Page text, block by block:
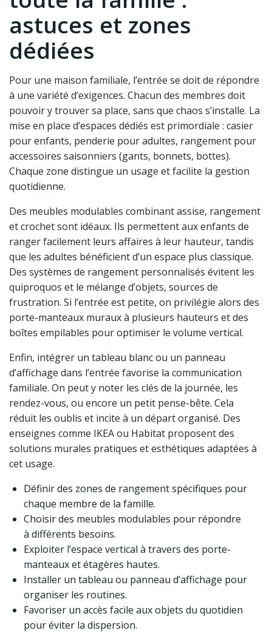
astuces et zones
dédiées
Pour une maison familiale, l’entrée se doit de répondre
à une variété d’exigences. Chacun des membres doit
pouvoir y trouver sa place, sans que chaos s’installe. La
mise en place d’espaces dédiés est primordiale : casier
pour enfants, penderie pour adultes, rangement pour
accessoires saisonniers (gants, bonnets, bottes).
Chaque zone distingue un usage et facilite la gestion
quotidienne.
Des meubles modulables combinant assise, rangement
et crochet sont idéaux. Ils permettent aux enfants de
ranger facilement leurs affaires à leur hauteur, tandis
que les adultes bénéficient d’un espace plus classique.
Des systèmes de rangement personnalisés évitent les
quiproquos et le mélange d’objets, sources de
frustration. Si l’entrée est petite, on privilégie alors des
porte-manteaux muraux à plusieurs hauteurs et des
boîtes empilables pour optimiser le volume vertical.
Enfin, intégrer un tableau blanc ou un panneau
d’affichage dans l’entrée favorise la communication
familiale. On peut y noter les clés de la journée, les
rendez-vous, ou encore un petit pense-bête. Cela
réduit les oublis et incite à un départ organisé. Des
enseignes comme IKEA ou Habitat proposent des
solutions murales pratiques et esthétiques adaptées à
cet usage.
Définir des zones de rangement spécifiques pour
chaque membre de la famille.
Choisir des meubles modulables pour répondre
à différents besoins.
Exploiter l’espace vertical à travers des porte-
manteaux et étagères hautes.
Installer un tableau ou panneau d’affichage pour
organiser les routines.
Favoriser un accès facile aux objets du quotidien
pour éviter la dispersion.